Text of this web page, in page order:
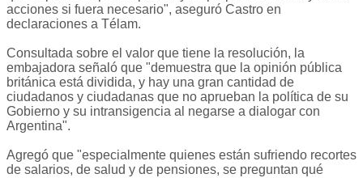
acciones si fuera necesario", aseguró Castro en
declaraciones a Télam.
Consultada sobre el valor que tiene la resolución, la
embajadora señaló que "demuestra que la opinión pública
británica está dividida, y hay una gran cantidad de
ciudadanos y ciudadanas que no aprueban la política de su
Gobierno y su intransigencia al negarse a dialogar con
Argentina".
Agregó que "especialmente quienes están sufriendo recortes
de salarios, de salud y de pensiones, se preguntan qué